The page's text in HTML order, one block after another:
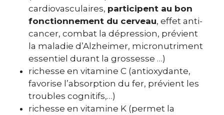
cardiovasculaires, participent au bon
fonctionnement du cerveau, effet anti-
cancer, combat la dépression, prévient
la maladie d’Alzheimer, micronutriment
essentiel durant la grossesse …)
richesse en vitamine C (antioxydante,
favorise l’absorption du fer, prévient les
troubles cognitifs,…)
richesse en vitamine K (permet la